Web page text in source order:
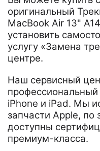
оригинальный
MacBook Air 13"
установить
услугу «Замена
центре.
Наш сервисный
iPhone и iPad. Мы
запчасти Apple, по
доступны
премиум-класса.